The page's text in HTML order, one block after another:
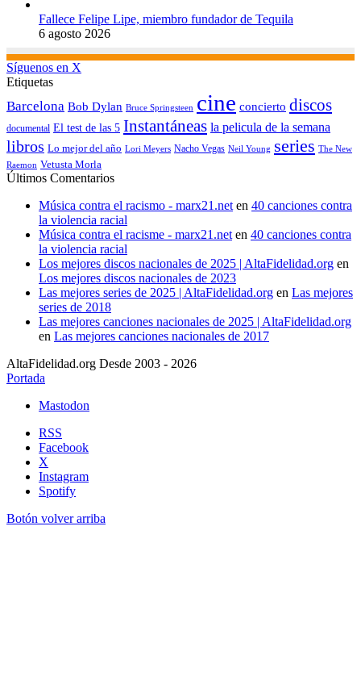
Fallece Felipe Lipe, miembro fundador de Tequila
6 agosto 2026
Síguenos en X
Etiquetas
Barcelona Bob Dylan Bruce Springsteen cine concierto discos
documental El test de las 5 Instantáneas la pelicula de la semana
libros Lo mejor del año Lori Meyers Nacho Vegas Neil Young series The New
Raemon Vetusta Morla
Últimos Comentarios
Música contra el racismo - marx21.net en 40 canciones contra
la violencia racial
Música contra el racisme - marx21.net en 40 canciones contra
la violencia racial
Los mejores discos nacionales de 2025 | AltaFidelidad.org en
Los mejores discos nacionales de 2023
Las mejores series de 2025 | AltaFidelidad.org en Las mejores
series de 2018
Las mejores canciones nacionales de 2025 | AltaFidelidad.org
en Las mejores canciones nacionales de 2017
AltaFidelidad.org Desde 2003 - 2026
Portada
Mastodon
RSS
Facebook
X
Instagram
Spotify
Botón volver arriba